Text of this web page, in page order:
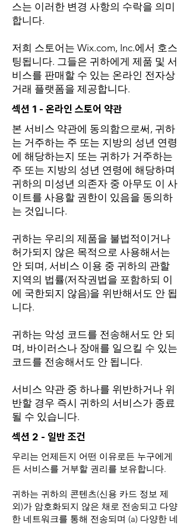
스는 이러한 변경 사항의 수락을 의미
합니다.
저희 스토어는 Wix.com, Inc.에서 호스
팅됩니다. 그들은 귀하에게 제품 및 서
비스를 판매할 수 있는 온라인 전자상
거래 플랫폼을 제공합니다.
섹션 1 - 온라인 스토어 약관
본 서비스 약관에 동의함으로써, 귀하
는 거주하는 주 또는 지방의 성년 연령
에 해당하는지 또는 귀하가 거주하는
주 또는 지방의 성년 연령에 해당하며
귀하의 미성년 의존자 중 아무도 이 사
이트를 사용할 권한이 있음을 동의하
는 것입니다.
귀하는 우리의 제품을 불법적이거나
허가되지 않은 목적으로 사용해서는
안 되며, 서비스 이용 중 귀하의 관할
지역의 법률(저작권법을 포함하되 이
에 국한되지 않음)을 위반해서도 안 됩
니다.
귀하는 악성 코드를 전송해서도 안 되
며, 바이러스나 장애를 일으킬 수 있는
코드를 전송해서도 안 됩니다.
서비스 약관 중 하나를 위반하거나 위
반할 경우 즉시 귀하의 서비스가 종료
될 수 있습니다.
섹션 2 - 일반 조건
우리는 언제든지 어떤 이유로든 누구에게
든 서비스를 거부할 권리를 보유합니다.
귀하는 귀하의 콘텐츠(신용 카드 정보 제
외)가 암호화되지 않은 채로 전송되고 다양
한 네트워크를 통해 전송되며 (a) 다양한 네